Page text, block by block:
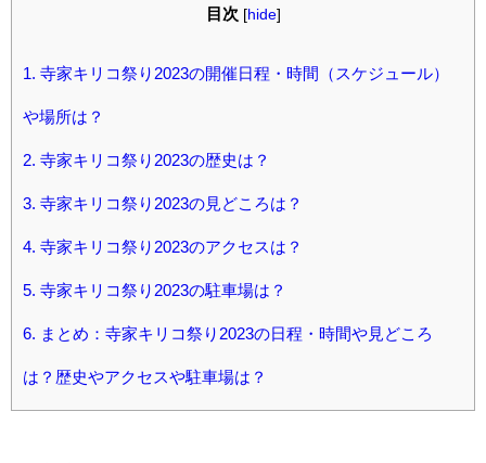
目次 [hide]
1. 寺家キリコ祭り2023の開催日程・時間（スケジュール）
や場所は？
2. 寺家キリコ祭り2023の歴史は？
3. 寺家キリコ祭り2023の見どころは？
4. 寺家キリコ祭り2023のアクセスは？
5. 寺家キリコ祭り2023の駐車場は？
6. まとめ：寺家キリコ祭り2023の日程・時間や見どころ
は？歴史やアクセスや駐車場は？